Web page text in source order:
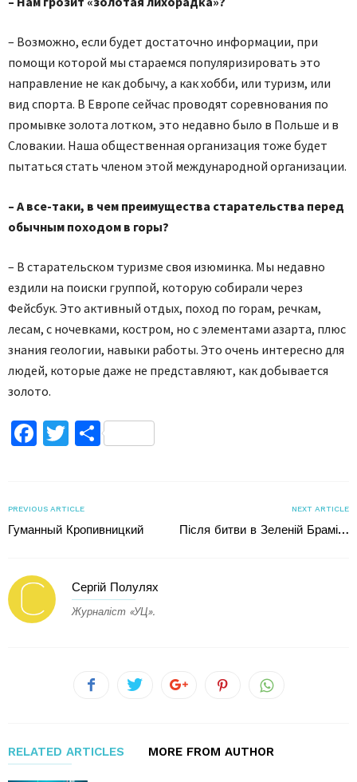
– Возможно, если будет достаточно информации, при
помощи которой мы стараемся популяризировать это
направление не как добычу, а как хобби, или туризм, или
вид спорта. В Европе сейчас проводят соревнования по
промывке золота лотком, это недавно было в Польше и в
Словакии. Наша общественная организация тоже будет
пытаться стать членом этой международной организации.
– А все-таки, в чем преимущества старательства перед
обычным походом в горы?
– В старательском туризме своя изюминка. Мы недавно
ездили на поиски группой, которую собирали через
Фейсбук. Это активный отдых, поход по горам, речкам,
лесам, с ночевками, костром, но с элементами азарта, плюс
знания геологии, навыки работы. Это очень интересно для
людей, которые даже не представляют, как добывается
золото.
Facebook
TwitterПоділитися
PREVIOUS ARTICLE
Гуманный Кропивницкий
NEXT ARTICLE
Після битви в Зеленій Брамі…
Сергій Полулях
Журналіст «УЦ».
RELATED ARTICLES MORE FROM AUTHOR